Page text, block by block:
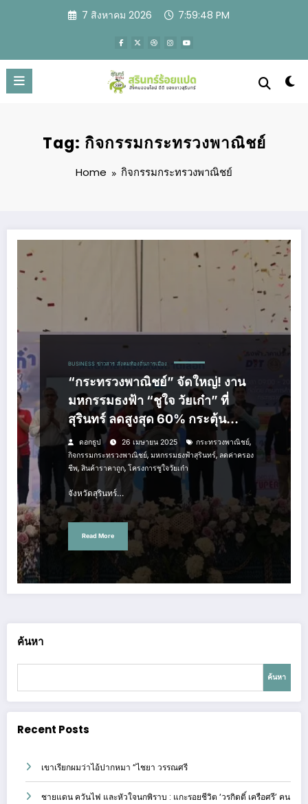
7 สิงหาคม 2026 7:59:48 PM
Tag: กิจกรรมกระทรวงพาณิชย์
Home กิจกรรมกระทรวงพาณิชย์
BUSINESS ข่าวสาร สังคมท้องถิ่นการเมือง
“กระทรวงพาณิชย์” จัดใหญ่! งาน
มหกรรมธงฟ้า “ชูใจ วัยเก๋า” ที่
สุรินทร์ ลดสูงสุด 60% กระตุ้น
เศรษฐกิจฐานราก
ดอกธูป 26 เมษายน 2025 กระทรวงพาณิชย์,
กิจกรรมกระทรวงพาณิชย์, มหกรรมธงฟ้าสุรินทร์, ลดค่าครอง
ชีพ, สินค้าราคาถูก, โครงการชูใจวัยเก๋า
จังหวัดสุรินทร์…
Read More
ค้นหา
ค้นหา
Recent Posts
เขาเรียกผมว่าไอ้ปากหมา “ไชยา วรรณศรี
ชายแดน ควันไฟ และหัวใจนกพิราบ : แกะรอยชีวิต ‘วรกิตติ์ เครือศรี’ คน